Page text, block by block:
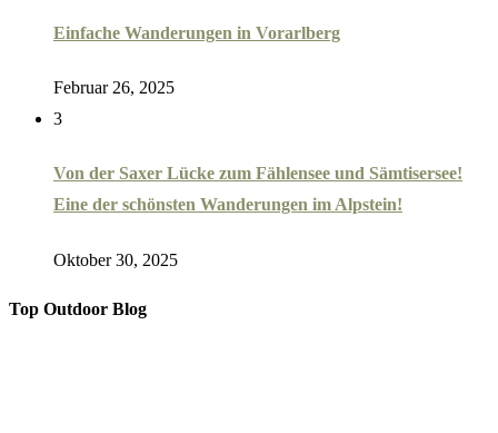
Einfache Wanderungen in Vorarlberg
Februar 26, 2025
3
Von der Saxer Lücke zum Fählensee und Sämtisersee!
Eine der schönsten Wanderungen im Alpstein!
Oktober 30, 2025
Top Outdoor Blog